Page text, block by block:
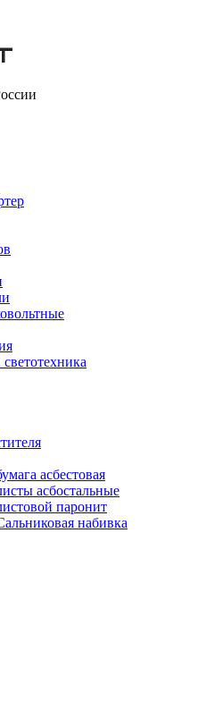
асбестовая
асбостальные
паронит
набивка